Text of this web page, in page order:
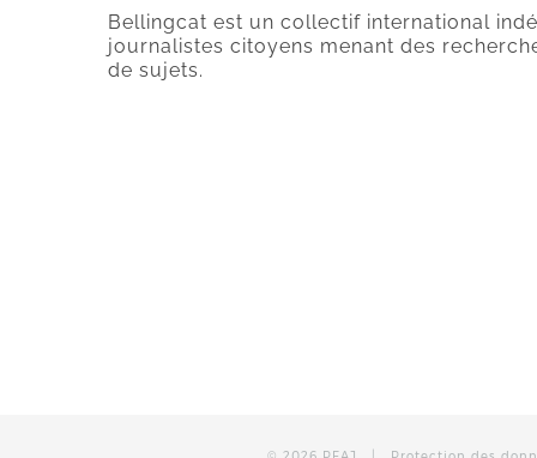
Bellingcat est un collectif international
journalistes citoyens menant des
de sujets.